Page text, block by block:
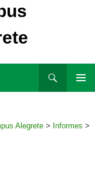
Alegrete > Informes >